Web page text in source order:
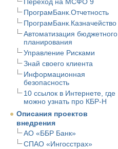
ПрограмБанк.Отчетность
ПрограмБанк.Казначейство
Автоматизация бюджетного
планирования
Управление Рисками
Знай своего клиента
Информационная
безопасность
10 ссылок в Интернете, где
можно узнать про КБР-Н
Описания проектов
внедрения
АО «ББР Банк»
СПАО «Ингосстрах»